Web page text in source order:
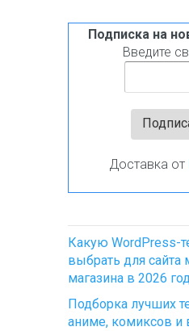
Подписка на
Введите
Доставка от
Какую WordPress-
выбрать для сайта
магазина в 2026
Подборка лучших
аниме, комиксов и